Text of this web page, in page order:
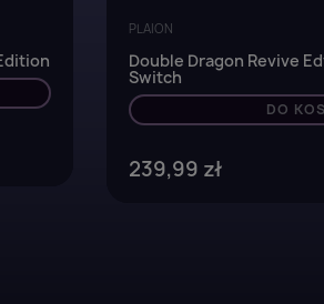
PLAION
Double Dragon Revive
Switch
DO
239,99 zł